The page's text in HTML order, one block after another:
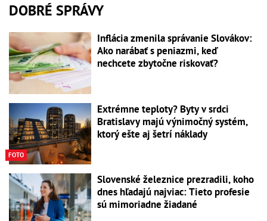
DOBRÉ SPRÁVY
Inflácia zmenila správanie Slovákov:
Ako narábať s peniazmi, keď
nechcete zbytočne riskovať?
FOTO
Extrémne teploty? Byty v srdci
Bratislavy majú výnimočný systém,
ktorý ešte aj šetrí náklady
Slovenské železnice prezradili, koho
dnes hľadajú najviac: Tieto profesie
sú mimoriadne žiadané